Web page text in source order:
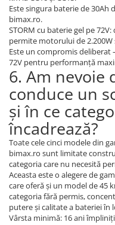
Este singura baterie de 30Ah
bimax.ro.
STORM cu baterie gel pe
permite motorului de
Este un compromis
72V pentru performanță
6. Am nevoie
conduce un
și în ce
încadrează?
Toate cele cinci modele din
bimax.ro sunt limitate
categoria care nu necesită
Aceasta este o alegere de
care oferă și un model de 45
categoria fără permis,
putere și calitate a bateriei în
Vârsta minimă: 16 ani